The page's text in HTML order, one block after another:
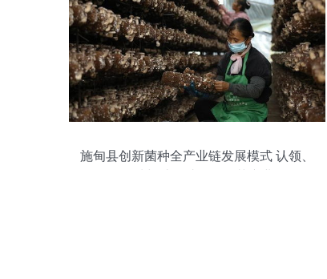
施甸县创新菌种全产业链发展模式 认领、